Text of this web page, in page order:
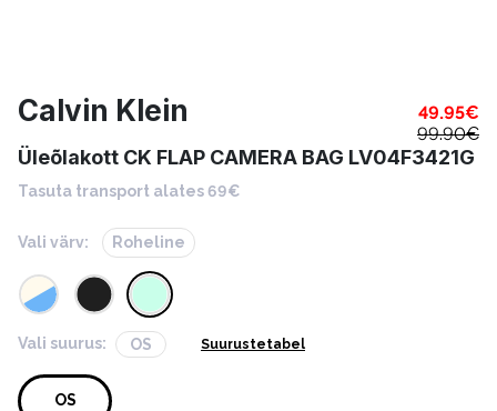
Calvin Klein 49.95€
99.90€
Üleõlakott CK FLAP CAMERA BAG LV04F3421G
Tasuta transport alates 69€
Vali värv: Roheline
Vali suurus: OS Suurustetabel
OS